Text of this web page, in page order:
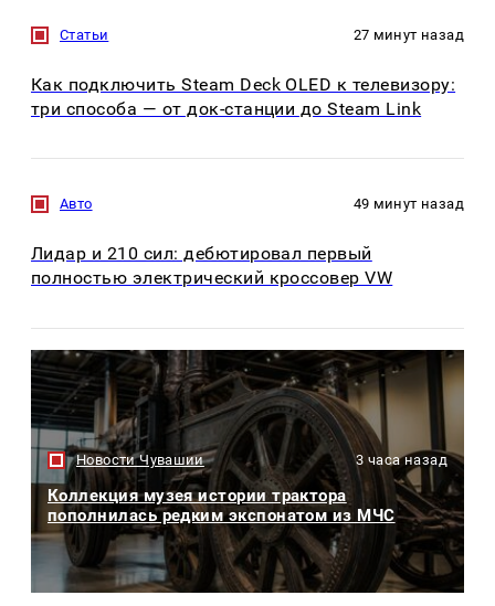
Статьи 27 минут назад
Как подключить Steam Deck OLED к телевизору:
три способа — от док-станции до Steam Link
Авто 49 минут назад
Лидар и 210 сил: дебютировал первый
полностью электрический кроссовер VW
Новости Чувашии 3 часа назад
Коллекция музея истории трактора
пополнилась редким экспонатом из МЧС